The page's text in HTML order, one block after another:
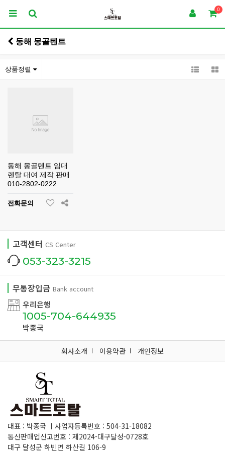
0
동해 몽골텐트
상품정렬
동해 몽골텐트 임대
렌탈 대여 제작 판매
010-2802-0222
전화문의
고객센터 CS Center
053-323-3215
무통장입금 Bank account
우리은행
1005-704-644935
박종국
회사소개 이용약관 개인정보
대표 : 박종국 ㅣ사업자등록번호 : 504-31-18082
통신판매업신고번호 : 제2024-대구달성-0728호
대구 달성군 하빈면 하산길 106-9